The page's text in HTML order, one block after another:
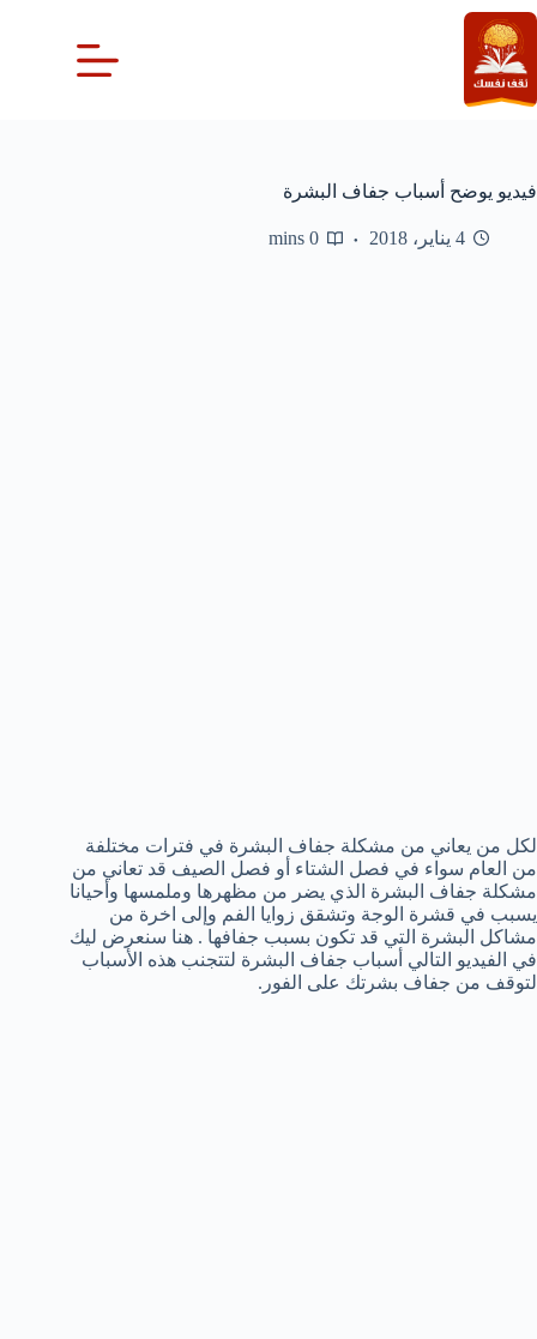
التجاوز
إلى
المحتوى
فيديو يوضح أسباب جفاف البشرة
4 يناير، 2018 0 mins
لكل من يعاني من مشكلة جفاف البشرة في فترات مختلفة
من العام سواء في فصل الشتاء أو فصل الصيف قد تعاني من
مشكلة جفاف البشرة الذي يضر من مظهرها وملمسها وأحيانا
يسبب في قشرة الوجة وتشقق زوايا الفم وإلى اخرة من
مشاكل البشرة التي قد تكون بسبب جفافها . هنا سنعرض ليك
في الفيديو التالي أسباب جفاف البشرة لتتجنب هذه الأسباب
لتوقف من جفاف بشرتك على الفور.